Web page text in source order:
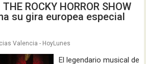
ROCKY HORROR SHOW
su gira europea especial
Valencia - HoyLunes
El legendario musical de